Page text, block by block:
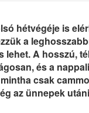
hétvégéje is
a
lehet. A hosszú,
és a
csak
az ünnepek